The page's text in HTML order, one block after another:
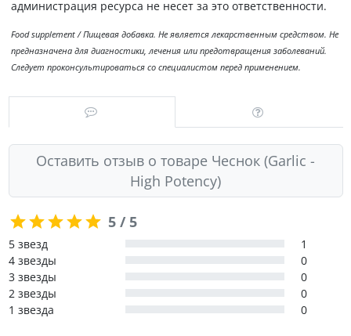
администрация ресурса не несет за это ответственности.
Food supplement / Пищевая добавка. Не является лекарственным средством. Не
предназначена для диагностики, лечения или предотвращения заболеваний.
Следует проконсультироваться со специалистом перед применением.
Оставить отзыв о товаре Чеснок (Garlic -
High Potency)
5 / 5
5 звезд
1
4 звезды
0
3 звезды
0
2 звезды
0
1 звезда
0